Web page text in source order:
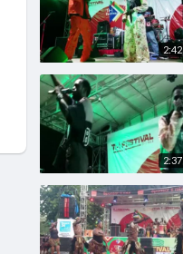
2:42
2:37